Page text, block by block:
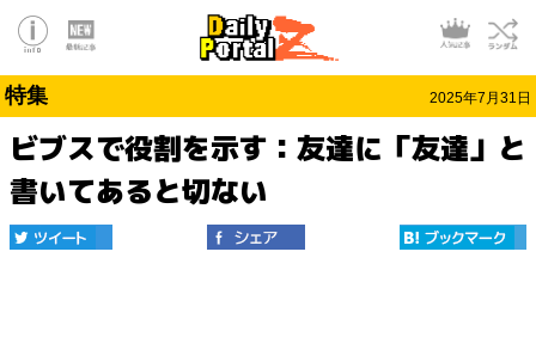
特集 2025年7月31日
ビブスで役割を示す：友達に「友達」と
書いてあると切ない